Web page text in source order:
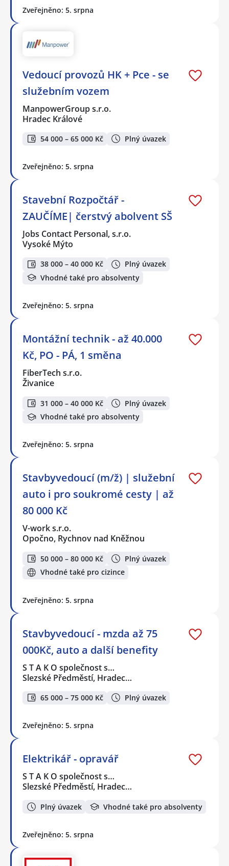
Zveřejněno: 5. srpna
Vedoucí provozů HK + Pce - se
služebním vozem
ManpowerGroup s.r.o.
Hradec Králové
54 000 – 65 000 Kč Plný úvazek
Zveřejněno: 5. srpna
Stavební Rozpočtář -
ZAUČÍME| čerstvý abolvent SŠ
Jobs Contact Personal, s.r.o.
Vysoké Mýto
38 000 – 40 000 Kč
Plný úvazek
Vhodné také pro absolventy
Zveřejněno: 5. srpna
Montážní technik - až 40.000
Kč, PO - PÁ, 1 směna
FiberTech s.r.o.
Živanice
31 000 – 40 000 Kč
Plný úvazek
Vhodné také pro absolventy
Zveřejněno: 5. srpna
Stavbyvedoucí (m/ž) | služební
auto i pro soukromé cesty | až
80 000 Kč
V-work s.r.o.
Opočno, Rychnov nad Kněžnou
50 000 – 80 000 Kč
Plný úvazek
Vhodné také pro cizince
Zveřejněno: 5. srpna
Stavbyvedoucí - mzda až 75
000Kč, auto a další benefity
S T A K O společnost s…
Slezské Předměstí, Hradec…
65 000 – 75 000 Kč Plný úvazek
Zveřejněno: 5. srpna
Elektrikář - opravář
S T A K O společnost s…
Slezské Předměstí, Hradec…
Plný úvazek Vhodné také pro absolventy
Zveřejněno: 5. srpna